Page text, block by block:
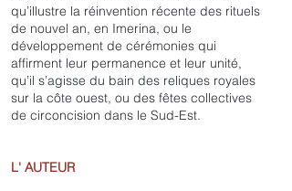
qu’illustre la réinvention récente des rituels
de nouvel an, en Imerina, ou le
développement de cérémonies qui
affirment leur permanence et leur unité,
qu’il s’agisse du bain des reliques royales
sur la côte ouest, ou des fêtes collectives
de circoncision dans le Sud-Est.
L' AUTEUR